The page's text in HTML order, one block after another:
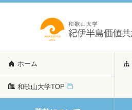
ホーム
和歌山大学TOP